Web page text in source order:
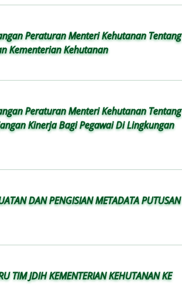
Peraturan Menteri Kehutanan Tentang
Kementerian Kehutanan
Peraturan Menteri Kehutanan Tentang
Kinerja Bagi Pegawai Di Lingkungan
DAN PENGISIAN METADATA PUTUSAN
TIM JDIH KEMENTERIAN KEHUTANAN KE